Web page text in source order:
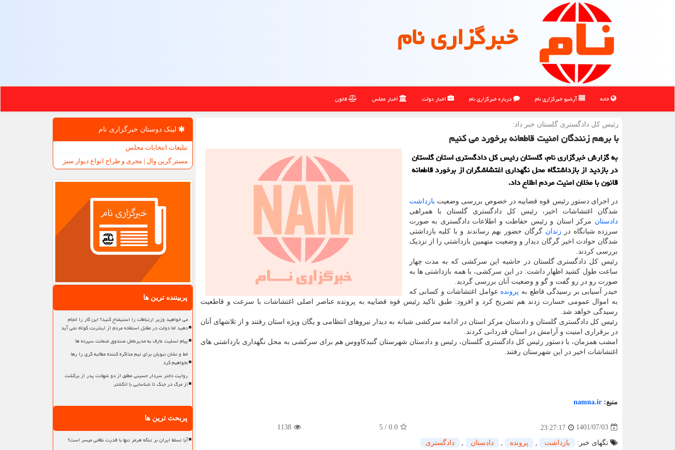
خبرگزاری نام
خانه آرشیو خبرگزاری نام درباره خبرگزاری نام اخبار دولت اخبار مجلس قانون
رئیس كل دادگستری گلستان خبر داد:
با برهم زنندگان امنیت قاطعانه برخورد می کنیم
به گزارش خبرگزاری نام، گلستان رئیس کل دادگستری استان گلستان
در بازدید از بازداشتگاه محل نگهداری اغتشاشگران از برخورد قاطعانه
قانون با مخلان امنیت مردم اطلاع داد.
در اجرای دستور رئیس قوه قضاییه در خصوص بررسی وضعیت بازداشت
شدگان اغتشاشات اخیر، رئیس کل دادگستری گلستان با همراهی
دادستان مرکز استان و رئیس حفاظت و اطلاعات دادگستری به صورت
سرزده شبانگاه در زندان گرگان حضور بهم رساندند و با کلیه بازداشتی
شدگان حوادث اخیر گرگان دیدار و وضعیت متهمین بازداشتی را از نزدیک
بررسی کردند.
رئیس کل دادگستری گلستان در حاشیه این سرکشی که به مدت چهار
ساعت طول کشید اظهار داشت: در این سرکشی، با همه بازداشتی ها به
صورت رو در رو گفت و گو و وضعیت آنان بررسی گردید.
حیدر آسیابی بر رسیدگی قاطع به پرونده عوامل اغتشاشات و کسانی که
به اموال عمومی خسارت زدند هم تصریح کرد و افزود: طبق تاکید رئیس قوه قضاییه به پرونده عناصر اصلی اغتشاشات با سرعت و قاطعیت
رسیدگی خواهد شد.
رئیس کل دادگستری گلستان و دادستان مرکز استان در ادامه سرکشی شبانه به دیدار نیروهای انتظامی و یگان ویژه استان رفتند و از تلاشهای آنان
در برقراری امنیت و آرامش در استان قدردانی کردند.
امشب همزمان، با دستور رئیس کل دادگستری گلستان، رئیس و دادستان شهرستان گنبدکاووس هم برای سرکشی به محل نگهداری بازداشتی های
اغتشاشات اخیر در این شهرستان رفتند.
منبع: namna.ir
1401/07/03
23:27:17
0.0
/
5
1138
تگهای خبر: بازداشت پرونده دادستان دادگستری
لینک دوستان خبرگزاری نام
تبلیغات انتخابات مجلس
مستر گرین وال | مجری و طراح انواع دیوار سبز
پربیننده ترین ها
می خواهید وزیر ارتباطات را استیضاح کنید؟ این کار را انجام
دهید اما دولت در مقابل استفاده مردم از اینترنت کوتاه نمی آید
پیام تسلیت عارف به مدیرعامل صندوق ضمانت سپرده ها
خط و نشان نبویان برای تیم مذاکره کننده مطالبه گری را رها
نخواهیم کرد
روایت دختر سردار حسینی مطلق از دو شهادت پدر از برگشت
از مرگ در جنگ تا شناسایی با انگشتر
پربحث ترین ها
آیا تسلط ایران بر تنگه هرمز تنها با قدرت نظامی میسر است؟